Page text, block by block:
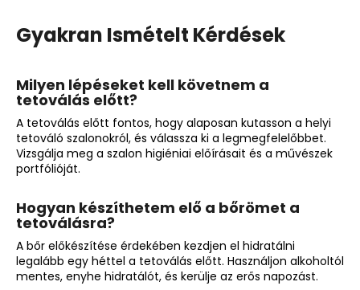
Gyakran Ismételt Kérdések
Milyen lépéseket kell követnem a
tetoválás előtt?
A tetoválás előtt fontos, hogy alaposan kutasson a helyi
tetováló szalonokról, és válassza ki a legmegfelelőbbet.
Vizsgálja meg a szalon higiéniai előírásait és a művészek
portfólióját.
Hogyan készíthetem elő a bőrömet a
tetoválásra?
A bőr előkészítése érdekében kezdjen el hidratálni
legalább egy héttel a tetoválás előtt. Használjon alkoholtól
mentes, enyhe hidratálót, és kerülje az erős napozást.